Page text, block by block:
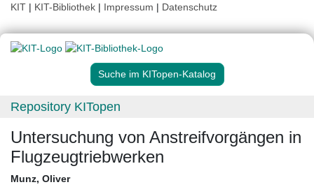
KIT | KIT-Bibliothek | Impressum | Datenschutz
Suche im KITopen-Katalog
Repository KITopen
Untersuchung von Anstreifvorgängen in
Flugzeugtriebwerken
Munz, Oliver